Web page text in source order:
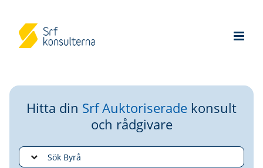
Hitta din Srf Auktoriserade konsult
och rådgivare